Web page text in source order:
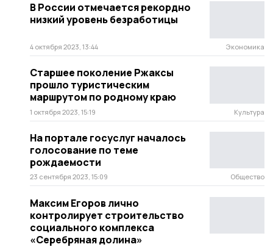
В России отмечается рекордно
низкий уровень безработицы
4 октября 2023, 13:44 Экономика
Старшее поколение Ржаксы
прошло туристическим
маршрутом по родному краю
1 октября 2023, 15:19 Культура
На портале госуслуг началось
голосование по теме
рождаемости
23 сентября 2023, 15:09 Общество
Максим Егоров лично
контролирует строительство
социального комплекса
«Серебряная долина»